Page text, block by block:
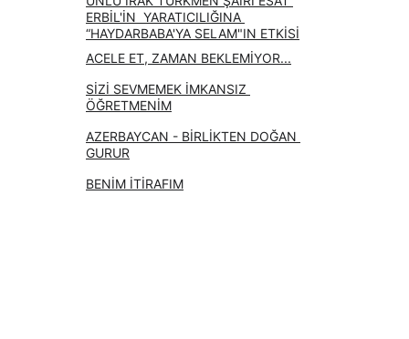
ACELE ET, ZAMAN BEKLEMİYOR...
ERBİL'İN  YARATICILIĞINA
“HAYDARBABA'YA SELAM"IN ETKİSİ
SİZİ SEVMEMEK İMKANSIZ
ÖĞRETMENİM
AZERBAYCAN - BİRLİKTEN DOĞAN
GURUR
BENİM İTİRAFIM